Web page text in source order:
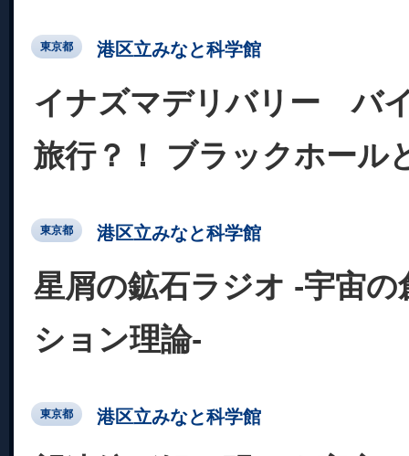
東京都 港区立みなと科学館
イナズマデリバリー バ
旅行？！ ブラックホール
東京都 港区立みなと科学館
星屑の鉱石ラジオ -宇宙
ション理論-
東京都 港区立みなと科学館